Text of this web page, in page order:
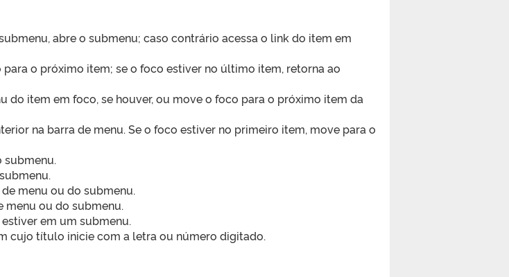
abre o submenu; caso contrário acessa o link do item em
o próximo item; se o foco estiver no último item, retorna ao
do item em foco, se houver, ou move o foco para o próximo item da
na barra de menu. Se o foco estiver no primeiro item, move para o
submenu.
menu ou do submenu.
menu ou do submenu.
em um submenu.
cujo título inicie com a letra ou número digitado.